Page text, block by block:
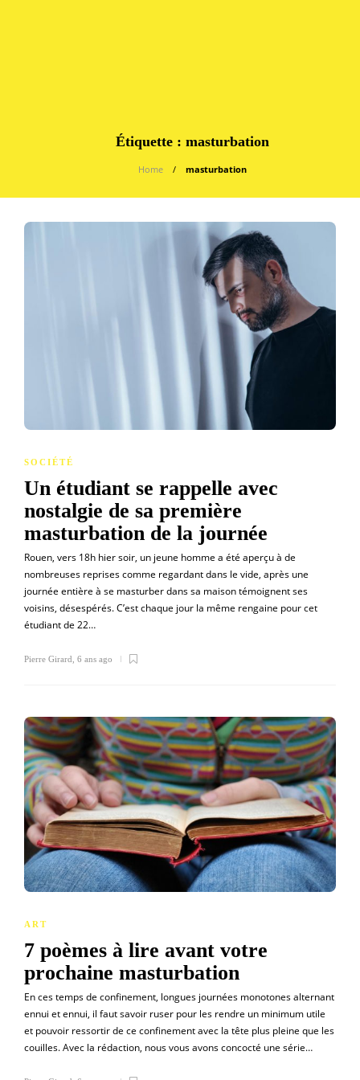
Étiquette : masturbation
Home masturbation
SOCIÉTÉ
Un étudiant se rappelle avec
nostalgie de sa première
masturbation de la journée
Rouen, vers 18h hier soir, un jeune homme a été aperçu à de
nombreuses reprises comme regardant dans le vide, après une
journée entière à se masturber dans sa maison témoignent ses
voisins, désespérés. C’est chaque jour la même rengaine pour cet
étudiant de 22…
Pierre Girard 6 ans ago
ART
7 poèmes à lire avant votre
prochaine masturbation
En ces temps de confinement, longues journées monotones alternant
ennui et ennui, il faut savoir ruser pour les rendre un minimum utile
et pouvoir ressortir de ce confinement avec la tête plus pleine que les
couilles. Avec la rédaction, nous vous avons concocté une série…